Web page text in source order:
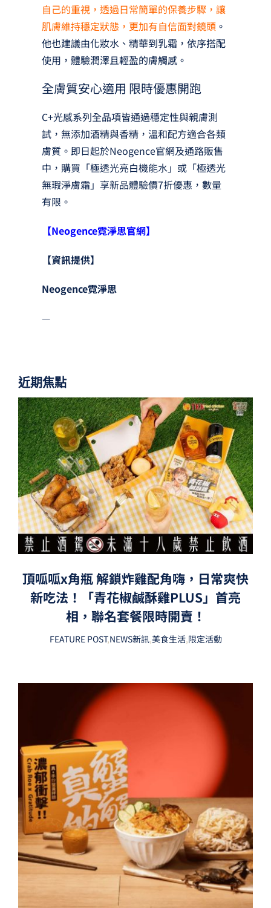
自己的重視，透過日常簡單的保養步驟，讓
肌膚維持穩定狀態，更加有自信面對鏡頭。
他也建議由化妝水、精華到乳霜，依序搭配
使用，體驗潤澤且輕盈的膚觸感。
全膚質安心適用 限時優惠開跑
C+光感系列全品項皆通過穩定性與親膚測
試，無添加酒精與香精，溫和配方適合各類
膚質。即日起於Neogence官網及通路販售
中，購買「極透光亮白機能水」或「極透光
無瑕淨膚霜」享新品體驗價7折優惠，數量
有限。
【Neogence霓淨思官網】
【資訊提供】
Neogence霓淨思
—
近期焦點
頂呱呱x角瓶 解鎖炸雞配角嗨，日常爽快
新吃法！「青花椒鹹酥雞PLUS」首亮
相，聯名套餐限時開賣！
FEATURE POST,NEWS新訊,美食生活,限定活動